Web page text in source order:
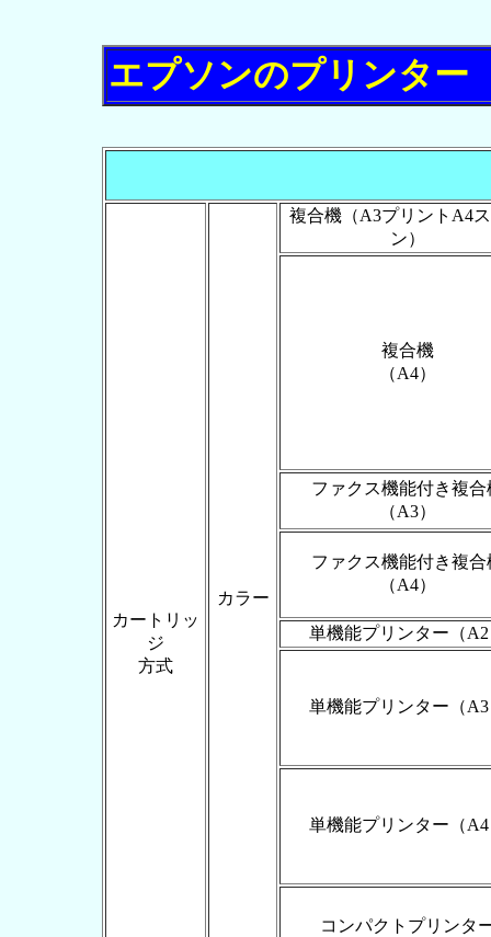
エプソンのプリンター
カートリッ
ジ
方式
カラー
複合機（A3プリントA4
ン）
複合機
（A4）
ファクス機能付き複合
（A3）
ファクス機能付き複合
（A4）
単機能プリンター（
単機能プリンター（
単機能プリンター（
コンパクトプリンタ